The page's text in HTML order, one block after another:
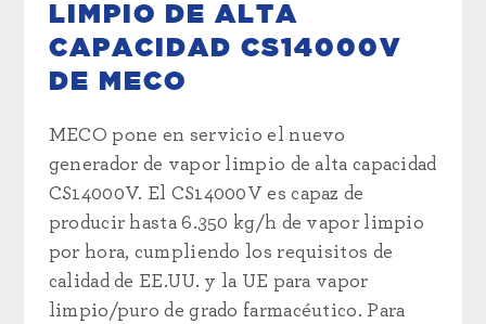
LIMPIO DE ALTA
CAPACIDAD CS14000V
DE MECO
MECO pone en servicio el nuevo
generador de vapor limpio de alta capacidad
CS14000V. El CS14000V es capaz de
producir hasta 6.350 kg/h de vapor limpio
por hora, cumpliendo los requisitos de
calidad de EE.UU. y la UE para vapor
limpio/puro de grado farmacéutico. Para